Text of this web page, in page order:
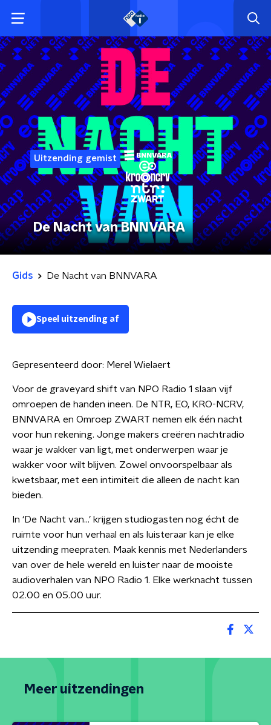
Uitzending gemist
De Nacht van BNNVARA
Gids De Nacht van BNNVARA
Speel uitzending af
Gepresenteerd door: Merel Wielaert
Voor de graveyard shift van NPO Radio 1 slaan vijf
omroepen de handen ineen. De NTR, EO, KRO-NCRV,
BNNVARA en Omroep ZWART nemen elk één nacht
voor hun rekening. Jonge makers creëren nachtradio
waar je wakker van ligt, met onderwerpen waar je
wakker voor wilt blijven. Zowel onvoorspelbaar als
kwetsbaar, met een intimiteit die alleen de nacht kan
bieden.
In ‘De Nacht van…’ krijgen studiogasten nog écht de
ruimte voor hun verhaal en als luisteraar kan je elke
uitzending meepraten. Maak kennis met Nederlanders
van over de hele wereld en luister naar de mooiste
audioverhalen van NPO Radio 1. Elke werknacht tussen
02.00 en 05.00 uur.
Meer uitzendingen